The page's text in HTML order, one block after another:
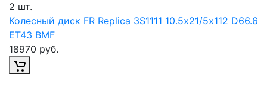
2 шт.
Колесный диск FR Replica 3S1111 10.5х21/5х112 D66.6
ET43 BMF
18970 руб.